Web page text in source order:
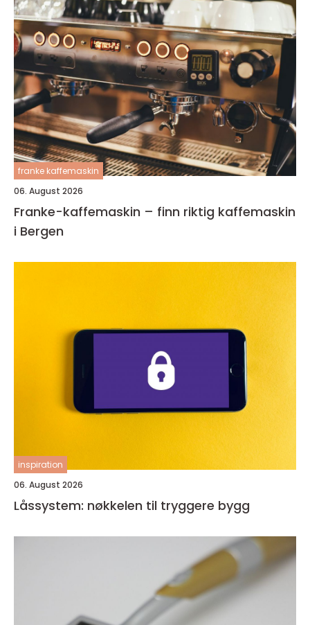
franke kaffemaskin
06. August 2026
Franke-kaffemaskin – finn riktig kaffemaskin
i Bergen
inspiration
06. August 2026
Låssystem: nøkkelen til tryggere bygg